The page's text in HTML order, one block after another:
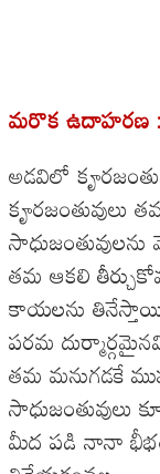
మరొక ఉదాహరణ :
అడవిలో
కౄరజంతువులు
తమ ఆకలి
కాయలను తినేస్తాయి.
పరమ
తమ మనుగడకే
సాధుజంతువులు
మీద పడి నానా